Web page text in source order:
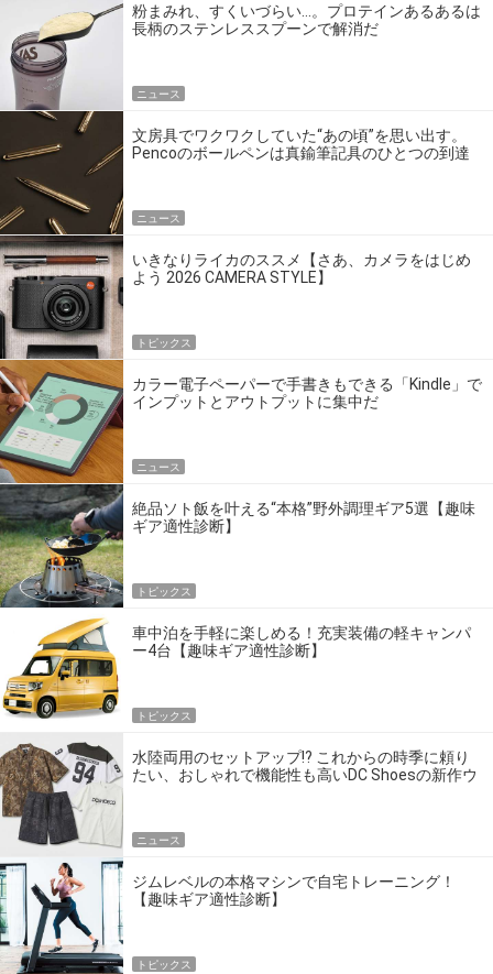
粉まみれ、すくいづらい…。プロテインあるあるは
長柄のステンレススプーンで解消だ
ニュース
文房具でワクワクしていた“あの頃”を思い出す。
Pencoのボールペンは真鍮筆記具のひとつの到達
ニュース
いきなりライカのススメ【さあ、カメラをはじめ
よう 2026 CAMERA STYLE】
トピックス
カラー電子ペーパーで手書きもできる「Kindle」で
インプットとアウトプットに集中だ
ニュース
絶品ソト飯を叶える“本格”野外調理ギア5選【趣味
ギア適性診断】
トピックス
車中泊を手軽に楽しめる！充実装備の軽キャンパ
ー4台【趣味ギア適性診断】
トピックス
水陸両用のセットアップ!? これからの時季に頼り
たい、おしゃれで機能性も高いDC Shoesの新作ウ
ニュース
ジムレベルの本格マシンで自宅トレーニング！
【趣味ギア適性診断】
トピックス